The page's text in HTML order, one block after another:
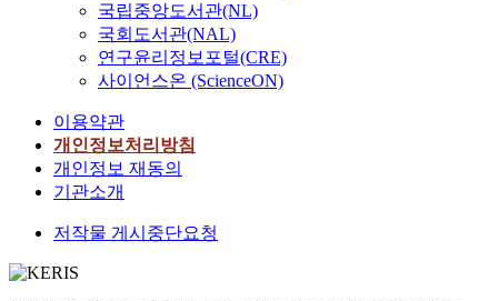
국립중앙도서관(NL)
국회도서관(NAL)
연구윤리정보포털(CRE)
사이언스온 (ScienceON)
이용약관
개인정보처리방침
개인정보 재동의
기관소개
저작물 게시중단요청